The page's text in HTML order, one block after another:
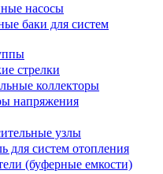
насосы
баки для систем
стрелки
коллекторы
напряжения
узлы
для систем отопления
(буферные емкости)